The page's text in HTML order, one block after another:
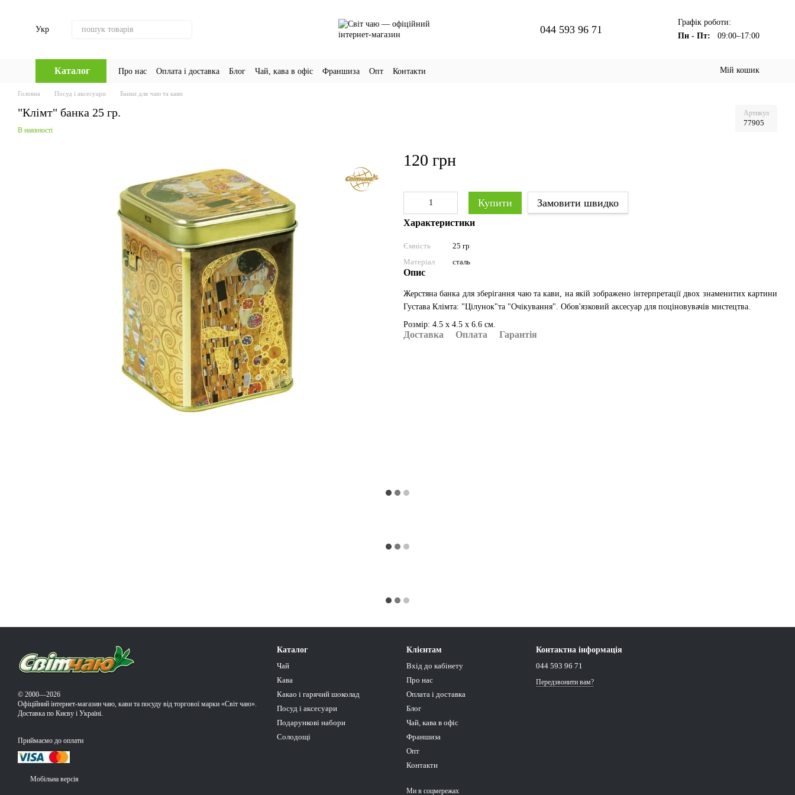
Укр 044 593 96 71
Графік роботи:
Пн - Пт:
09:00–17:00
Каталог Про нас Оплата і доставка Блог Чай, кава в офіс Франшиза Опт Контакти Мій кошик
Головна Посуд і аксесуари Банки для чаю та кави
"Клімт" банка 25 гр. Артикул
77905
В наявності
120 грн
Купити Замовити швидко
Характеристики
Ємність
25 гр
Матеріал
сталь
Опис
Жерстяна банка для зберігання чаю та кави, на якій зображено інтерпретації двох знаменитих картини
Густава Клімта: "Цілунок"та "Очікування". Обов'язковий аксесуар для поціновувачів мистецтва.
Розмір: 4.5 x 4.5 x 6.6 см.
Доставка Оплата Гарантія
© 2000—2026
Офіційний інтернет-магазин чаю, кави та посуду від торгової марки «Світ чаю».
Доставка по Києву і Україні.
Приймаємо до оплати
Мобільна версія
Каталог
Чай
Кава
Какао і гарячий шоколад
Посуд і аксесуари
Подарункові набори
Солодощі
Клієнтам
Вхід до кабінету
Про нас
Оплата і доставка
Блог
Чай, кава в офіс
Франшиза
Опт
Контакти
Ми в соцмережах
Контактна інформація
044 593 96 71
Передзвонити вам?